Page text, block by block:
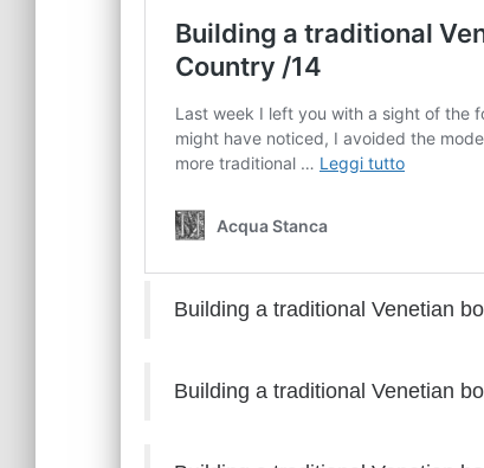
Building a traditional Venetian
Building a traditional Venetian